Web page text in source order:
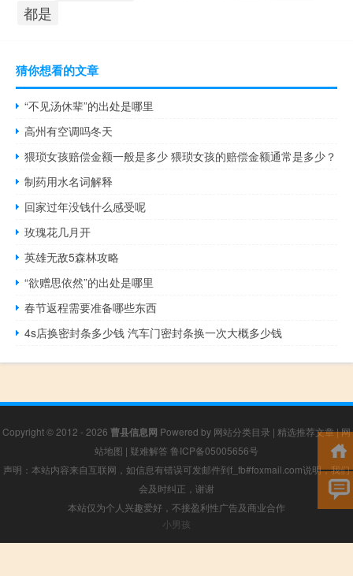
都是
猜你想看的文章
“不见汤休辈”的出处是哪里
高州有空调吗冬天
猥琐女孩赔偿金额一般是多少 猥琐女孩的赔偿金额通常是多少？
制药用水名词解释
回家过年没钱什么感受呢
玫瑰花几月开
英雄无敌5森林攻略
“欲赠思依然”的出处是哪里
春节返程需要准备哪些东西
4s店换密封条多少钱 汽车门密封条换一次大概多少钱
Copyright © 2012 - 2026 曹县信息网 Powered by 网站分类目录 | 精选推荐文章|网
站地图 | 疑难解答 鲁ICP备05005656号
声明：本站内容来自互联网，如信息有错误可发邮件到f_fb#foxmail.com说明，我们
会及时纠正，谢谢
本站仅为个人兴趣爱好，不接盈利性广告及商业合作
小男孩